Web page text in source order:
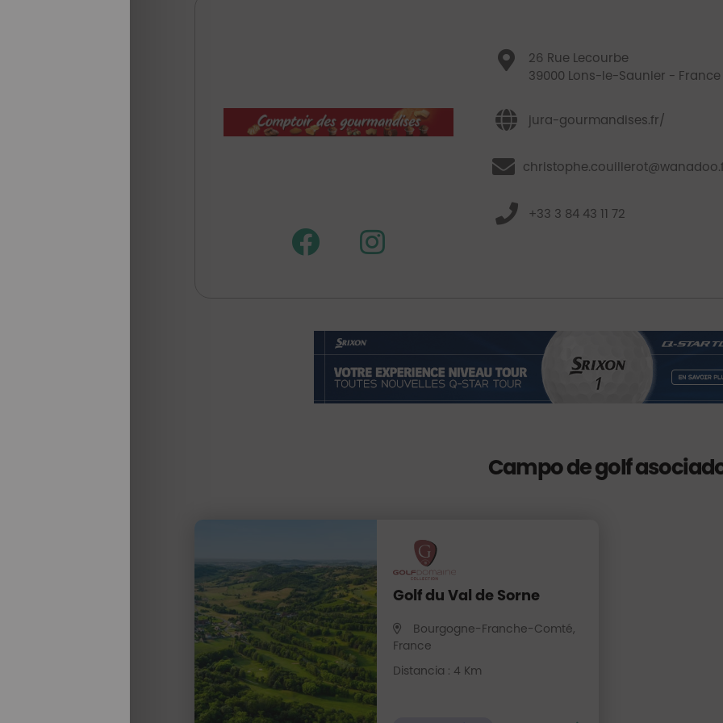
26 Rue Lecourbe
39000 Lons-le-Saunier - France
jura-gourmandises.fr/
+33 3 84 43 11 72
Campo de golf
Golf du Val de Sorne
Bourgogne-Franche-Comté,
France
Distancia : 4 Km